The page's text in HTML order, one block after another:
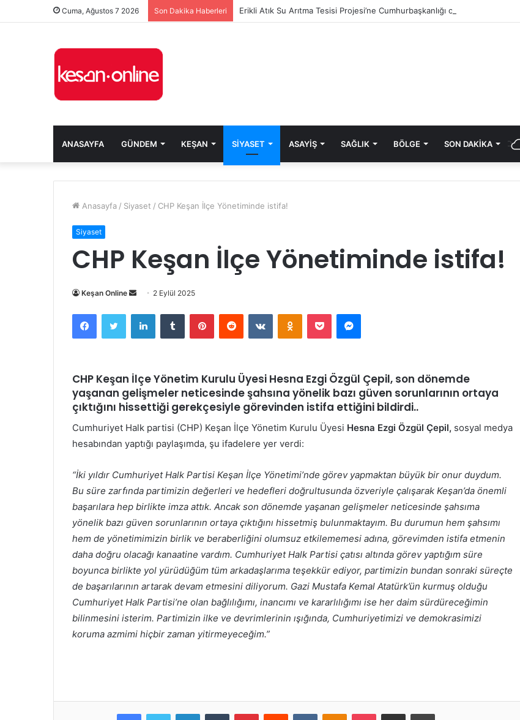
Cuma, Ağustos 7 2026 Son Dakika Haberleri Erikli Atık Su Arıtma Tesisi Projesi’ne Cumhurbaşkanlığı onayı
ANASAYFA GÜNDEM KEŞAN SIYASET ASAYIŞ SAĞLIK BÖLGE SON DAKIKA
Anasayfa / Siyaset / CHP Keşan İlçe Yönetiminde istifa!
Siyaset
CHP Keşan İlçe Yönetiminde istifa!
Keşan Online
Bir
posta
göndermek
2 Eylül 2025
FacebookTwitter LinkedInTumblr PinterestReddit VKontakteOdnoklassniki
Pocket Messenger
CHP Keşan İlçe Yönetim Kurulu Üyesi Hesna Ezgi Özgül Çepil, son dönemde
yaşanan gelişmeler neticesinde şahsına yönelik bazı güven sorunlarının ortaya
çıktığını hissettiği gerekçesiyle görevinden istifa ettiğini bildirdi..
Cumhuriyet Halk partisi (CHP) Keşan İlçe Yönetim Kurulu Üyesi Hesna Ezgi Özgül Çepil, sosyal medya
hesabından yaptığı paylaşımda, şu ifadelere yer verdi:
“İki yıldır Cumhuriyet Halk Partisi Keşan İlçe Yönetimi’nde görev yapmaktan büyük bir onur duydum.
Bu süre zarfında partimizin değerleri ve hedefleri doğrultusunda özveriyle çalışarak Keşan’da önemli
başarılara hep birlikte imza attık. Ancak son dönemde yaşanan gelişmeler neticesinde şahsıma
yönelik bazı güven sorunlarının ortaya çıktığını hissetmiş bulunmaktayım. Bu durumun hem şahsımı
hem de yönetimimizin birlik ve beraberliğini olumsuz etkilememesi adına, görevimden istifa etmenin
daha doğru olacağı kanaatine vardım. Cumhuriyet Halk Partisi çatısı altında görev yaptığım süre
boyunca birlikte yol yürüdüğüm tüm arkadaşlarıma teşekkür ediyor, partimizin bundan sonraki süreçte
de başarılarının artarak devam etmesini diliyorum. Gazi Mustafa Kemal Atatürk’ün kurmuş olduğu
Cumhuriyet Halk Partisi’ne olan bağlılığımı, inancımı ve kararlılığımı ise her daim sürdüreceğimin
bilinmesini isterim. Partimizin ilke ve devrimlerinin ışığında, Cumhuriyetimizi ve demokrasimizi
koruma azmimi hiçbir zaman yitirmeyeceğim.”
FacebookTwitter LinkedInTumblr PinterestReddit VKontakteOdnoklassniki
Pocket E-Posta ile paylaş Yazdır